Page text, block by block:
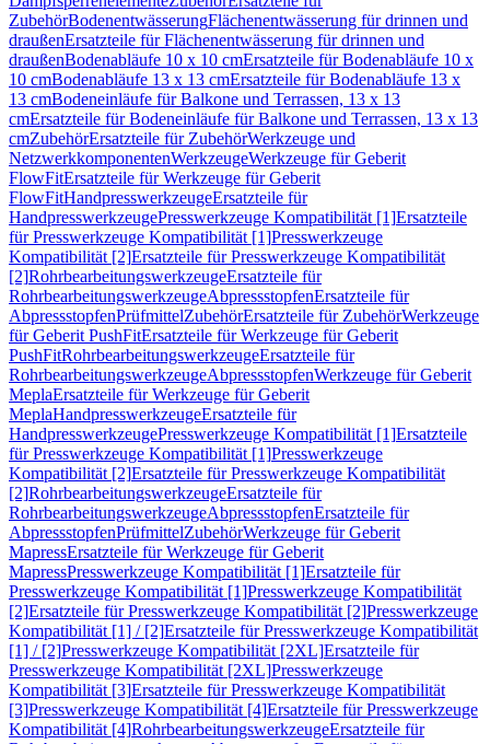
ZubehörBodenentwässerungFlächenentwässerung für drinnen und
draußenErsatzteile für Flächenentwässerung für drinnen und
draußenBodenabläufe 10 x 10 cmErsatzteile für Bodenabläufe 10 x
10 cmBodenabläufe 13 x 13 cmErsatzteile für Bodenabläufe 13 x
13 cmBodeneinläufe für Balkone und Terrassen, 13 x 13
cmErsatzteile für Bodeneinläufe für Balkone und Terrassen, 13 x 13
cmZubehörErsatzteile für ZubehörWerkzeuge und
NetzwerkkomponentenWerkzeugeWerkzeuge für Geberit
FlowFitErsatzteile für Werkzeuge für Geberit
FlowFitHandpresswerkzeugeErsatzteile für
HandpresswerkzeugePresswerkzeuge Kompatibilität [1]Ersatzteile
für Presswerkzeuge Kompatibilität [1]Presswerkzeuge
Kompatibilität [2]Ersatzteile für Presswerkzeuge Kompatibilität
[2]RohrbearbeitungswerkzeugeErsatzteile für
RohrbearbeitungswerkzeugeAbpressstopfenErsatzteile für
AbpressstopfenPrüfmittelZubehörErsatzteile für ZubehörWerkzeuge
für Geberit PushFitErsatzteile für Werkzeuge für Geberit
PushFitRohrbearbeitungswerkzeugeErsatzteile für
RohrbearbeitungswerkzeugeAbpressstopfenWerkzeuge für Geberit
MeplaErsatzteile für Werkzeuge für Geberit
MeplaHandpresswerkzeugeErsatzteile für
HandpresswerkzeugePresswerkzeuge Kompatibilität [1]Ersatzteile
für Presswerkzeuge Kompatibilität [1]Presswerkzeuge
Kompatibilität [2]Ersatzteile für Presswerkzeuge Kompatibilität
[2]RohrbearbeitungswerkzeugeErsatzteile für
RohrbearbeitungswerkzeugeAbpressstopfenErsatzteile für
AbpressstopfenPrüfmittelZubehörWerkzeuge für Geberit
MapressErsatzteile für Werkzeuge für Geberit
MapressPresswerkzeuge Kompatibilität [1]Ersatzteile für
Presswerkzeuge Kompatibilität [1]Presswerkzeuge Kompatibilität
[2]Ersatzteile für Presswerkzeuge Kompatibilität [2]Presswerkzeuge
Kompatibilität [1] / [2]Ersatzteile für Presswerkzeuge Kompatibilität
[1] / [2]Presswerkzeuge Kompatibilität [2XL]Ersatzteile für
Presswerkzeuge Kompatibilität [2XL]Presswerkzeuge
Kompatibilität [3]Ersatzteile für Presswerkzeuge Kompatibilität
[3]Presswerkzeuge Kompatibilität [4]Ersatzteile für Presswerkzeuge
Kompatibilität [4]RohrbearbeitungswerkzeugeErsatzteile für